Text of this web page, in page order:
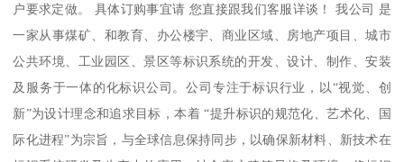
户要求定做。 具体订购事宜请 您直接跟我们客服详谈！ 我公司 是
一家从事煤矿、和教育、办公楼宇、商业区域、房地产项目、城市
公共环境、工业园区、景区等标识系统的开发、设计、制作、安装
及服务于一体的化标识公司。公司专注于标识行业，以“视觉、创
新”为设计理念和追求目标，本着 “提升标识的规范化、艺术化、国
际化进程”为宗旨，与全球信息保持同步，以确保新材料、新技术在